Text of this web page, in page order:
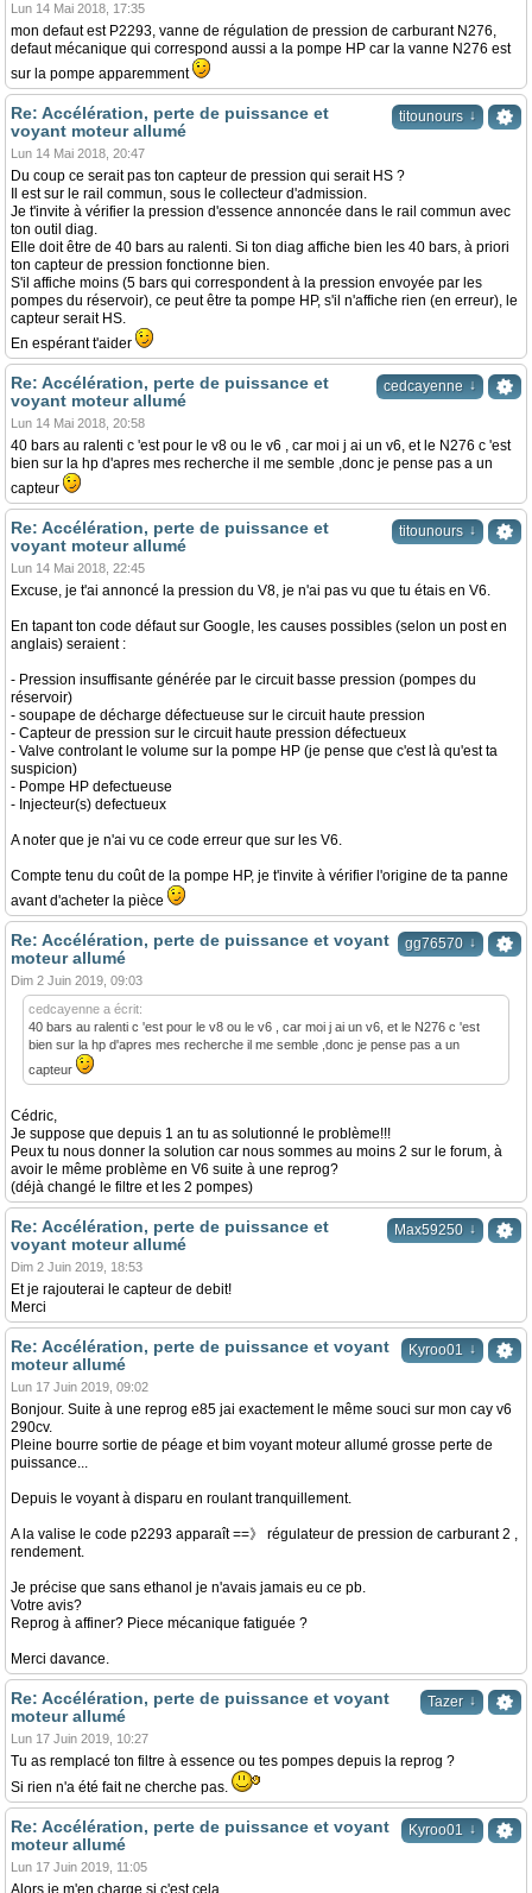
Lun 14 Mai 2018, 17:35
mon defaut est P2293, vanne de régulation de pression de carburant N276,
defaut mécanique qui correspond aussi a la pompe HP car la vanne N276 est
sur la pompe apparemment
titounours ↓
Re: Accélération, perte de puissance et
voyant moteur allumé
Lun 14 Mai 2018, 20:47
Du coup ce serait pas ton capteur de pression qui serait HS ?
Il est sur le rail commun, sous le collecteur d'admission.
Je t'invite à vérifier la pression d'essence annoncée dans le rail commun avec
ton outil diag.
Elle doit être de 40 bars au ralenti. Si ton diag affiche bien les 40 bars, à priori
ton capteur de pression fonctionne bien.
S'il affiche moins (5 bars qui correspondent à la pression envoyée par les
pompes du réservoir), ce peut être ta pompe HP, s'il n'affiche rien (en erreur), le
capteur serait HS.
En espérant t'aider
cedcayenne ↓
Re: Accélération, perte de puissance et
voyant moteur allumé
Lun 14 Mai 2018, 20:58
40 bars au ralenti c 'est pour le v8 ou le v6 , car moi j ai un v6, et le N276 c 'est
bien sur la hp d'apres mes recherche il me semble ,donc je pense pas a un
capteur
titounours ↓
Re: Accélération, perte de puissance et
voyant moteur allumé
Lun 14 Mai 2018, 22:45
Excuse, je t'ai annoncé la pression du V8, je n'ai pas vu que tu étais en V6.
En tapant ton code défaut sur Google, les causes possibles (selon un post en
anglais) seraient :
- Pression insuffisante générée par le circuit basse pression (pompes du
réservoir)
- soupape de décharge défectueuse sur le circuit haute pression
- Capteur de pression sur le circuit haute pression défectueux
- Valve controlant le volume sur la pompe HP (je pense que c'est là qu'est ta
suspicion)
- Pompe HP defectueuse
- Injecteur(s) defectueux
A noter que je n'ai vu ce code erreur que sur les V6.
Compte tenu du coût de la pompe HP, je t'invite à vérifier l'origine de ta panne
avant d'acheter la pièce
gg76570 ↓
Re: Accélération, perte de puissance et voyant
moteur allumé
Dim 2 Juin 2019, 09:03
cedcayenne a écrit:
40 bars au ralenti c 'est pour le v8 ou le v6 , car moi j ai un v6, et le N276 c 'est
bien sur la hp d'apres mes recherche il me semble ,donc je pense pas a un
capteur
Cédric,
Je suppose que depuis 1 an tu as solutionné le problème!!!
Peux tu nous donner la solution car nous sommes au moins 2 sur le forum, à
avoir le même problème en V6 suite à une reprog?
(déjà changé le filtre et les 2 pompes)
Max59250 ↓
Re: Accélération, perte de puissance et
voyant moteur allumé
Dim 2 Juin 2019, 18:53
Et je rajouterai le capteur de debit!
Merci
Kyroo01 ↓
Re: Accélération, perte de puissance et voyant
moteur allumé
Lun 17 Juin 2019, 09:02
Bonjour. Suite à une reprog e85 jai exactement le même souci sur mon cay v6
290cv.
Pleine bourre sortie de péage et bim voyant moteur allumé grosse perte de
puissance...
Depuis le voyant à disparu en roulant tranquillement.
A la valise le code p2293 apparaît ==》 régulateur de pression de carburant 2 ,
rendement.
Je précise que sans ethanol je n'avais jamais eu ce pb.
Votre avis?
Reprog à affiner? Piece mécanique fatiguée ?
Merci davance.
Tazer ↓
Re: Accélération, perte de puissance et voyant
moteur allumé
Lun 17 Juin 2019, 10:27
Tu as remplacé ton filtre à essence ou tes pompes depuis la reprog ?
Si rien n'a été fait ne cherche pas.
Kyroo01 ↓
Re: Accélération, perte de puissance et voyant
moteur allumé
Lun 17 Juin 2019, 11:05
Alors je m'en charge si c'est cela.